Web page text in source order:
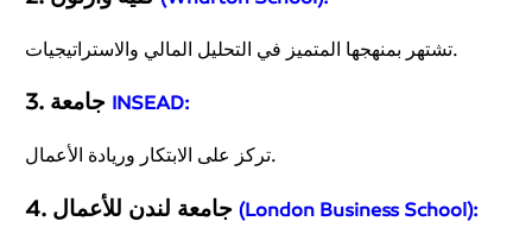
تشتهر بمنهجها المتميز في التحليل المالي والاستراتيجيات.
INSEAD:
تركز على الابتكار وريادة الأعمال.
(London Business School):